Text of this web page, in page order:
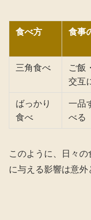
食べ方 食事
三角食べ
ご飯
交互
ばっかり
食べ
一品
べる
このように、日々
に与える影響は意外